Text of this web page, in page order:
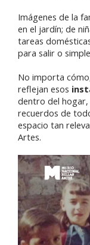
Imágenes de la
en el jardín; de
tareas
para salir o
No importa
reflejan esos
dentro del
recuerdos de
espacio tan
Artes.